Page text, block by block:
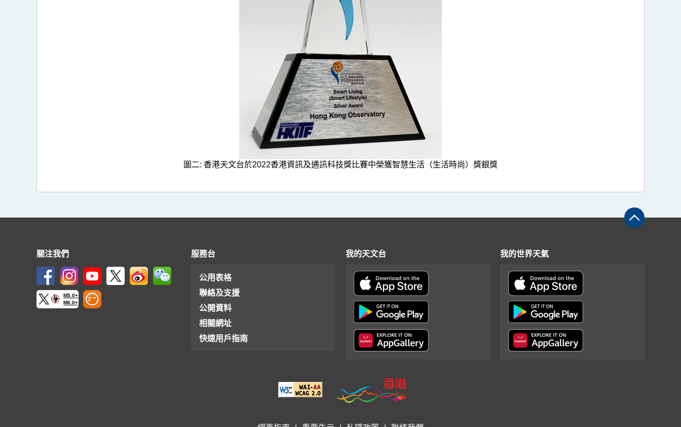
圖二: 香港天文台於2022香港資訊及通訊科技獎比賽中榮獲智慧生活（生活時尚）獎銀獎
關注我們
M5.0+
M6.0+
服務台
公用表格
聯絡及支援
公開資料
相關網址
快速用戶指南
我的天文台 我的世界天氣